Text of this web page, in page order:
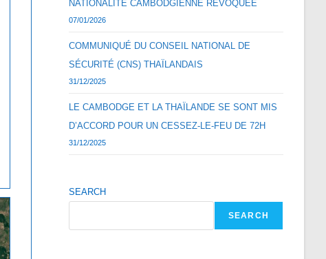
NATIONALITÉ CAMBODGIENNE RÉVOQUÉE
07/01/2026
COMMUNIQUÉ DU CONSEIL NATIONAL DE
SÉCURITÉ (CNS) THAÏLANDAIS
31/12/2025
LE CAMBODGE ET LA THAÏLANDE SE SONT MIS
D’ACCORD POUR UN CESSEZ-LE-FEU DE 72H
31/12/2025
SEARCH
SEARCH